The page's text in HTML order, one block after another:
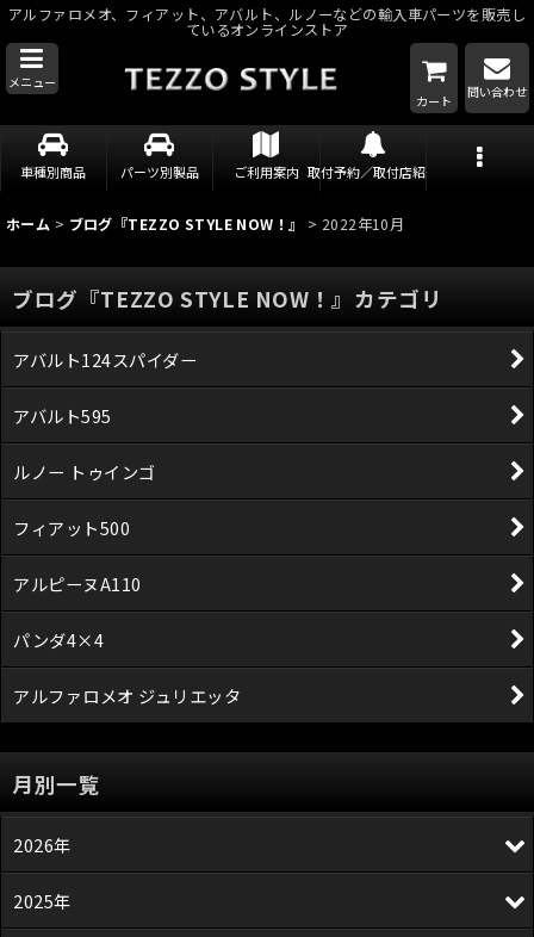
アルファロメオ、フィアット、アバルト、ルノーなどの輸入車パーツを販売し
ているオンラインストア
メニュー
カート
問い合わせ
車種別商品 パーツ別製品 ご利用案内 取付予約／取付店紹介
ホーム > ブログ『TEZZO STYLE NOW！』 > 2022年10月
ブログ『TEZZO STYLE NOW！』カテゴリ
アバルト124スパイダー
アバルト595
ルノー トゥインゴ
フィアット500
アルピーヌA110
パンダ4×4
アルファロメオ ジュリエッタ
月別一覧
2026年
2025年